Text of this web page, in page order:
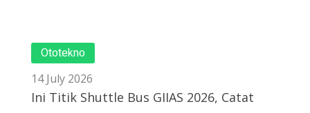
Ototekno
14 July 2026
Ini Titik Shuttle Bus GIIAS 2026, Catat